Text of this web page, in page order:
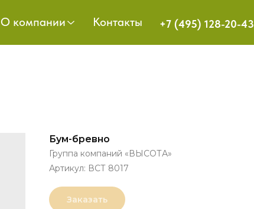
Контакты +7 (495) 128-20-43
О компании
Бум-бревно
Группа компаний «ВЫСОТА»
Артикул: ВСТ 8017
Заказать